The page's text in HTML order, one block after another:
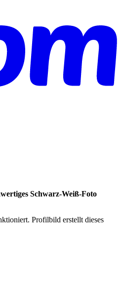
Schwarz-Weiß-Foto
Profilbild erstellt dieses